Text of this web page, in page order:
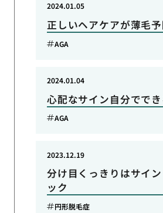
正しいヘアケアが薄毛
2024.01.05
AGA
心配なサイン自分でで
2024.01.04
AGA
分け目くっきりはサイ
ック
2023.12.19
円形脱毛症